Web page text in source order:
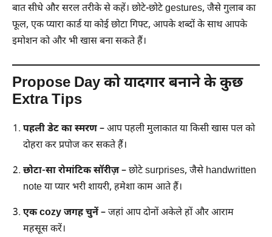
बात सीधे और सरल तरीके से कहें। छोटे-छोटे gestures, जैसे गुलाब का
फूल, एक प्यारा कार्ड या कोई छोटा गिफ्ट, आपके शब्दों के साथ आपके
इमोशन को और भी खास बना सकते हैं।
Propose Day को यादगार बनाने के कुछ
Extra Tips
पहली डेट का स्मरण– आप पहली मुलाकात या किसी खास पल को
दोहरा कर प्रपोज कर सकते हैं।
छोटा-सा रोमांटिक सॉरीज़– छोटे surprises, जैसे handwritten
note या प्यार भरी शायरी, हमेशा काम आते हैं।
एक cozy जगह चुनें– जहां आप दोनों अकेले हों और आराम
महसूस करें।